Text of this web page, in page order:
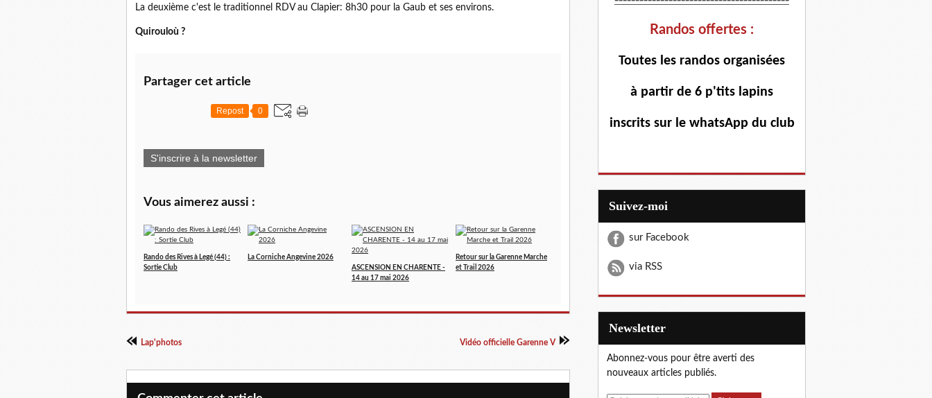
La deuxième c'est le traditionnel RDV au Clapier: 8h30 pour la Gaub et ses environs.
Quirouloù ?
Partager cet article
Repost 0
S'inscrire à la newsletter
Vous aimerez aussi :
Rando des Rives à Legé (44) :
Sortie Club
La Corniche Angevine 2026
ASCENSION EN CHARENTE -
14 au 17 mai 2026
Retour sur la Garenne Marche
et Trail 2026
Lap'photos Vidéo officielle Garenne V
Randos offertes :
Toutes les randos organisées
à partir de 6 p'tits lapins
inscrits sur le whatsApp du club
Suivez-moi
sur Facebook
via RSS
Newsletter
Abonnez-vous pour être averti des
nouveaux articles publiés.